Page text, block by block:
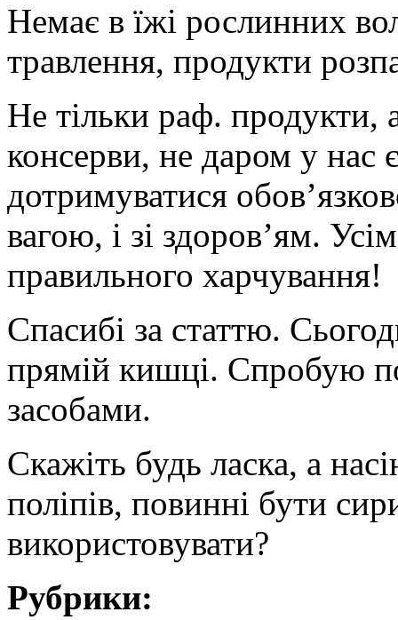
Немає в їжі рослинних
травлення, продукти
Не тільки раф. продукти,
консерви, не даром у нас
дотримуватися
вагою, і зі здоров’ям.
правильного харчування!
Спасибі за статтю.
прямій кишці. Спробую
засобами.
Скажіть будь ласка, а
поліпів, повинні бути
використовувати?
Рубрики: